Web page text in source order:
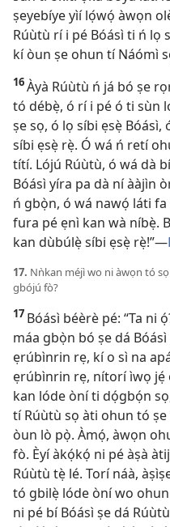
ṣeyebíye yìí lọ́wọ́ àwọn
Rúùtù rí i pé Bóásì ti ń lọ
kí òun ṣe ohun tí Náómì
16Àyà Rúùtù ń já bó ṣe
tó débẹ̀, ó rí i pé ó ti sùn
ṣe sọ, ó lọ síbi ẹsẹ̀
síbi ẹsẹ̀ rẹ̀. Ó wá ń retí
títí. Lójú Rúùtù, ó wá dà
Bóásì yíra pa dà ní ààjìn
ń gbọ̀n, ó wá nawọ́ láti
fura pé ẹnì kan wà níbẹ̀.
kan dùbúlẹ̀ síbi ẹsẹ̀ rẹ̀!”—
17. Nǹkan méjì wo ni àwọn tó
gbójú fò?
17 Bóásì béèrè pé: “Ta ni
máa gbọ̀n bó ṣe dá
ẹrúbìnrin rẹ, kí o sì na
ẹrúbìnrin rẹ, nítorí ìwọ jẹ́
kan lóde òní ti dọ́gbọ́n
tí Rúùtù sọ àti ohun tó
òun lò pọ̀. Àmọ́, àwọn
fò. Èyí àkọ́kọ́ ni pé àṣà
Rúùtù tẹ̀ lé. Torí náà,
tó gbilẹ̀ lóde òní wo
ni pé bí Bóásì ṣe dá